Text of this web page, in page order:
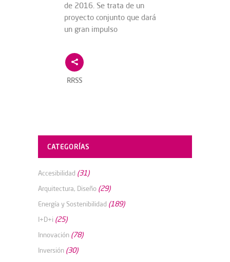
de 2016. Se trata de un
proyecto conjunto que dará
un gran impulso
RRSS
CATEGORÍAS
Accesibilidad (31)
Arquitectura, Diseño (29)
Energía y Sostenibilidad (189)
I+D+i (25)
Innovación (78)
Inversión (30)